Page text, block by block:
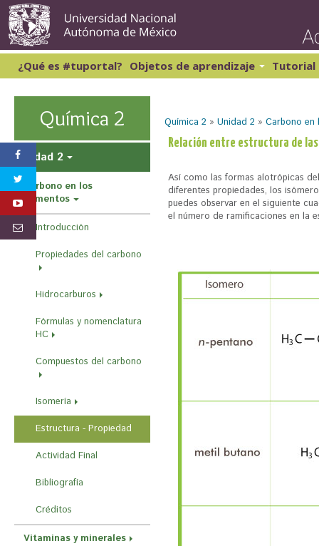
¿Qué es #tuportal? Objetos de aprendizaje
Lectura y Redacción 2
Lectura y Redacción 3
Lectura y Redacción 4
Inglés 1
Matemáticas 2
Tutorial
S
e
n
c
Química 2 »Unidad 2 »Carbono en
Relación entre estructura de
Así como las formas alotrópicas
diferentes propiedades, los
puedes observar en el siguiente
el número de ramificaciones en la
Química 2
Unidad 2
Carbono en los
alimentos
Introducción
Propiedades del carbono
Hidrocarburos
Fórmulas y nomenclatura
HC
Compuestos del carbono
Isomería
Estructura - Propiedad
Actividad Final
Bibliografía
Créditos
Vitaminas y minerales